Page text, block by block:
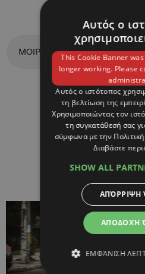
ΜΟΙΡΑΣΤΕΙΤΕ ΤΟ
Αυτός ο
This Cookie Banner
longer working. Please
Αυτός ο ιστότοπος
τη βελτίωση της
Χρησιμοποιώντας τον
τη συγκατάθεσή σας
σύμφωνα με την
Διαβάστε
SHOW ALL
ΑΠΟΔΟΧΉ
ΑΠΌΡΡΙΨΗ
ΕΜΦΆΝΙΣΗ